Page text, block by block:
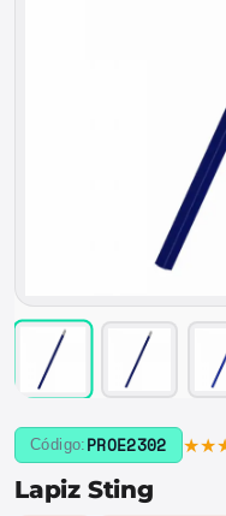
Código: PROE2302
Lapiz Sting